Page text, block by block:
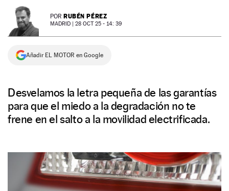
NEWSLETTER POR RUBÉN PÉREZ
MADRID | 28 OCT 25 - 14: 39
Añadir EL MOTOR en Google
Desvelamos la letra pequeña de las garantías
para que el miedo a la degradación no te
frene en el salto a la movilidad electrificada.